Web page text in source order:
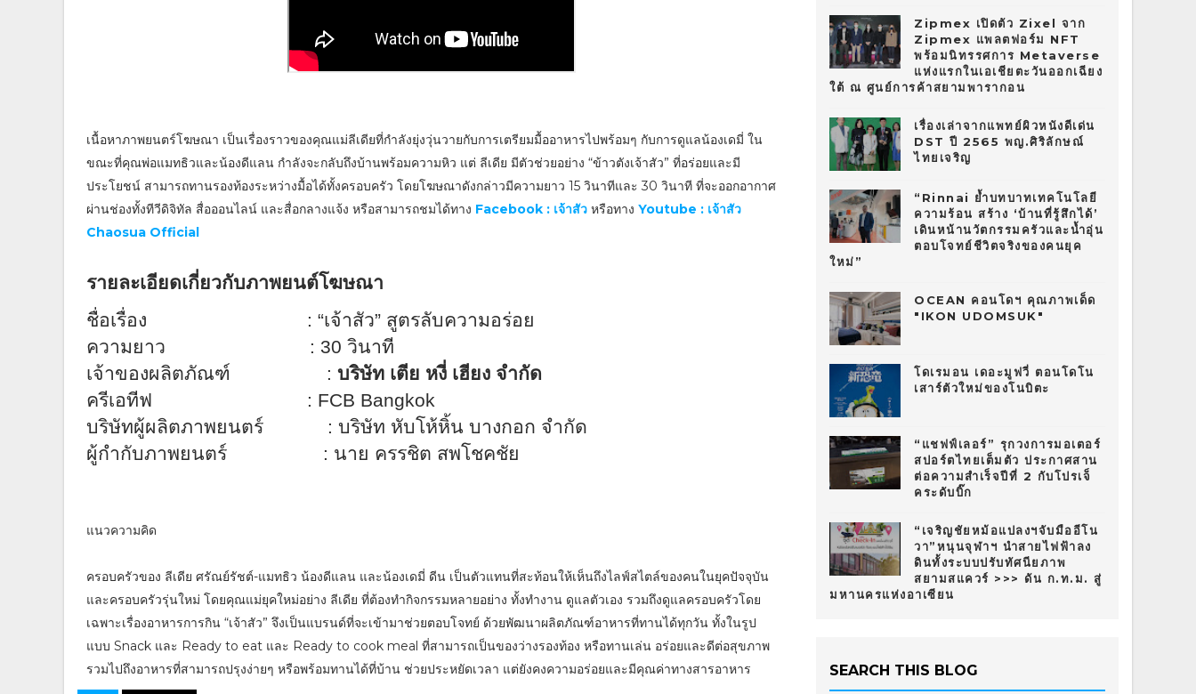
เนื้อหาภาพยนตร์โฆษณา เป็นเรื่องราวของคุณแม่ลีเดียที่กำลังยุ่งวุ่นวายกับการเตรียมมื้ออาหารไปพร้อมๆ กับการดูแลน้องเดมี่ ใน
ขณะที่คุณพ่อแมทธิวและน้องดีแลน กำลังจะกลับถึงบ้านพร้อมความหิว แต่ ลีเดีย มีตัวช่วยอย่าง “ข้าวตังเจ้าสัว” ที่อร่อยและมี
ประโยชน์ สามารถทานรองท้องระหว่างมื้อได้ทั้งครอบครัว โดยโฆษณาดังกล่าวมีความยาว 15 วินาทีและ 30 วินาที ที่จะออกอากาศ
ผ่านช่องทั้งทีวีดิจิทัล สื่อออนไลน์ และสื่อกลางแจ้ง หรือสามารถชมได้ทาง Facebook : เจ้าสัว หรือทาง Youtube : เจ้าสัว
Chaosua Official
รายละเอียดเกี่ยวกับภาพยนต์โฆษณา
ชื่อเรื่อง
: “เจ้าสัว” สูตรลับความอร่อย
ความยาว
: 30 วินาที
เจ้าของผลิตภัณฑ์ : บริษัท เตีย หงี่ เฮียง จำกัด
ครีเอทีฟ : FCB Bangkok
บริษัทผู้ผลิตภาพยนตร์ : บริษัท หับโห้หิ้น บางกอก จำกัด
ผู้กำกับภาพยนตร์ : นาย ครรชิต สพโชคชัย
แนวความคิด
ครอบครัวของ ลีเดีย ศรัณย์รัชต์-แมทธิว น้องดีแลน และน้องเดมี่ ดีน เป็นตัวแทนที่สะท้อนให้เห็นถึงไลฟ์สไตล์ของคนในยุคปัจจุบัน
และครอบครัวรุ่นใหม่ โดยคุณแม่ยุคใหม่อย่าง ลีเดีย ที่ต้องทำกิจกรรมหลายอย่าง ทั้งทำงาน ดูแลตัวเอง รวมถึงดูแลครอบครัวโดย
เฉพาะเรื่องอาหารการกิน “เจ้าสัว” จึงเป็นแบรนด์ที่จะเข้ามาช่วยตอบโจทย์ ด้วยพัฒนาผลิตภัณฑ์อาหารที่ทานได้ทุกวัน ทั้งในรูป
แบบ Snack และ Ready to eat และ Ready to cook meal ที่สามารถเป็นของว่างรองท้อง หรือทานเล่น อร่อยและดีต่อสุขภาพ
รวมไปถึงอาหารที่สามารถปรุงง่ายๆ หรือพร้อมทานได้ที่บ้าน ช่วยประหยัดเวลา แต่ยังคงความอร่อยและมีคุณค่าทางสารอาหาร
Zipmex เปิดตัว Zixel จาก
Zipmex แพลตฟอร์ม NFT
พร้อมนิทรรศการ Metaverse
แห่งแรกในเอเชียตะวันออกเฉียง
ใต้ ณ ศูนย์การค้าสยามพารากอน
เรื่องเล่าจากแพทย์ผิวหนังดีเด่น
DST ปี 2565 พญ.ศิริลักษณ์
ไทยเจริญ
“Rinnai ย้ำบทบาทเทคโนโลยี
ความร้อน สร้าง ‘บ้านที่รู้สึกได้’
เดินหน้านวัตกรรมครัวและน้ำอุ่น
ตอบโจทย์ชีวิตจริงของคนยุค
ใหม่”
OCEAN คอนโดฯ คุณภาพเด็ด
"IKON UDOMSUK"
โดเรมอน เดอะมูฟวี่ ตอนโดโน
เสาร์ตัวใหม่ของโนบิตะ
“แชฟฟ์เลอร์” รุกวงการมอเตอร์
สปอร์ตไทยเต็มตัว ประกาศสาน
ต่อความสำเร็จปีที่ 2 กับโปรเจ็
คระดับบิ๊ก
“เจริญชัยหม้อแปลงฯจับมืออีโน
วา”หนุนจุฬาฯ นำสายไฟฟ้าลง
ดินทั้งระบบปรับทัศนียภาพ
สยามสแควร์ >>> ดัน ก.ท.ม. สู่
มหานครแห่งอาเซียน
SEARCH THIS BLOG